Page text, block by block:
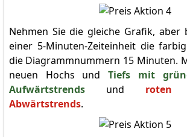
Nehmen Sie die gleiche Grafik, aber
einer 5-Minuten-Zeiteinheit die
die Diagrammnummern 15 Minuten.
neuen Hochs undTiefs mit
Aufwärtstrendsund roten
Abwärtstrends.